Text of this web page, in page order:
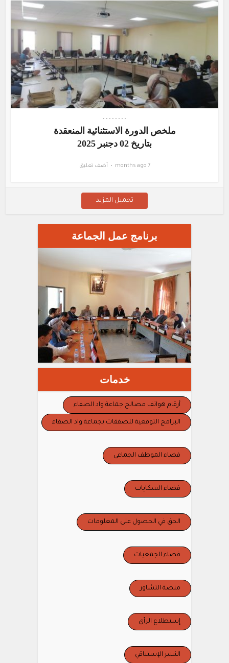
• • • • • • • •
ملخص الدورة الاستثنائية المنعقدة
بتاريخ 02 دجنبر 2025
7 months ago أضف تعليق
تحميل المزيد
برنامج عمل الجماعة
خدمات
أرقام هواتف مصالح جماعة واد الصفاء
البرامج التوقعية للصفقات بجماعة واد الصفاء
فضاء الموظف الجماعي
فضاء الشكايات
الحق في الحصول على المعلومات
فضاء الجمعيات
منصة التشاور
إستطلاع الرأي
النشر الإستباقي